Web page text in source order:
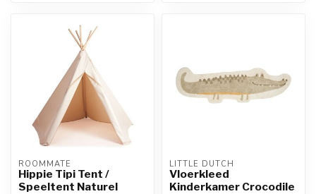
ROOMMATE
Hippie Tipi Tent /
Speeltent Naturel
LITTLE DUTCH
Vloerkleed
Kinderkamer Crocodile